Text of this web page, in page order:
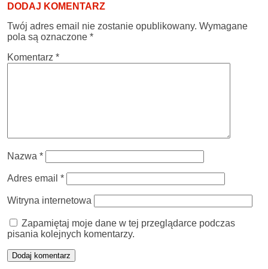
DODAJ KOMENTARZ
Twój adres email nie zostanie opublikowany. Wymagane
pola są oznaczone *
Komentarz *
Nazwa *
Adres email *
Witryna internetowa
Zapamiętaj moje dane w tej przeglądarce podczas
pisania kolejnych komentarzy.